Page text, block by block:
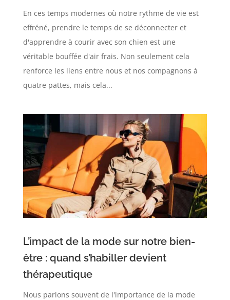
En ces temps modernes où notre rythme de vie est
effréné, prendre le temps de se déconnecter et
d'apprendre à courir avec son chien est une
véritable bouffée d'air frais. Non seulement cela
renforce les liens entre nous et nos compagnons à
quatre pattes, mais cela...
L’impact de la mode sur notre bien-
être : quand s’habiller devient
thérapeutique
Nous parlons souvent de l'importance de la mode